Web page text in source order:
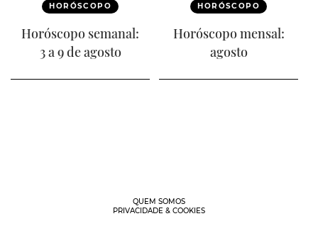
HORÓSCOPO
Horóscopo semanal:
3 a 9 de agosto
HORÓSCOPO
Horóscopo mensal:
agosto
QUEM SOMOS
PRIVACIDADE & COOKIES